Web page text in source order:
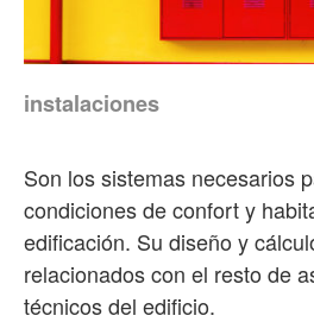
instalaciones
Son los sistemas necesarios
condiciones de confort y
edificación. Su diseño y
relacionados con el resto de
técnicos del edificio.